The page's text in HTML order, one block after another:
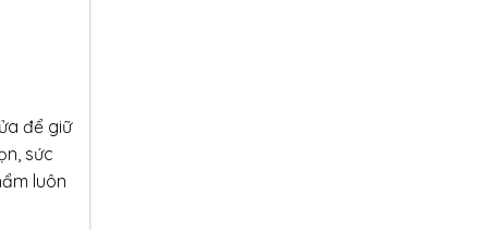
để giữ
sức
luôn